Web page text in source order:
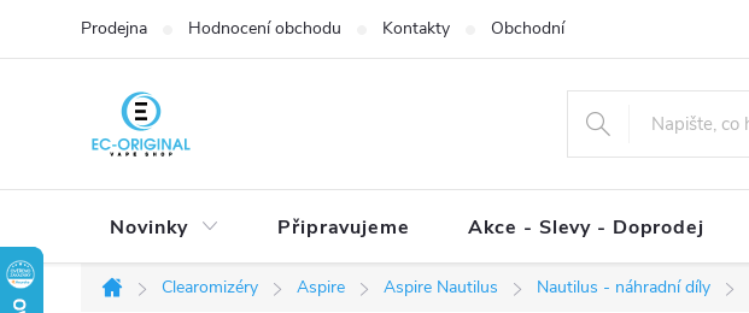
Prodejna Hodnocení obchodu Kontakty Obchodní podmínky
Novinky Připravujeme Akce - Slevy - Doprodej
Domů
Clearomizéry Aspire Aspire Nautilus Nautilus - náhradní díly